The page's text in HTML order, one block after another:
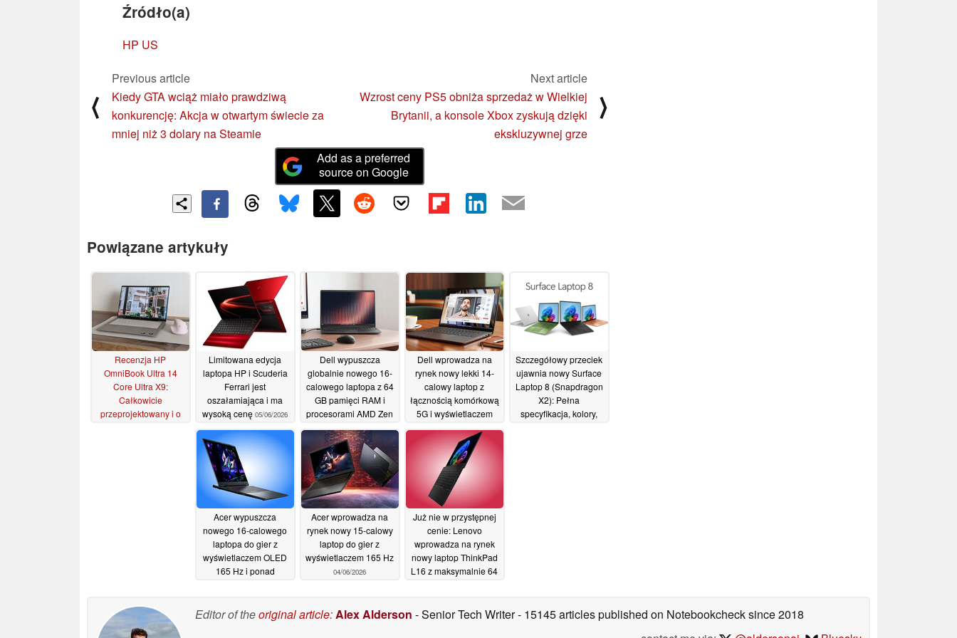
Źródło(a)
HP US
⟨
Previous article
Kiedy GTA wciąż miało prawdziwą
konkurencję: Akcja w otwartym świecie za
mniej niż 3 dolary na Steamie
Next article
Wzrost ceny PS5 obniża sprzedaż w Wielkiej
Brytanii, a konsole Xbox zyskują dzięki
ekskluzywnej grze
⟩
Add as a preferred
source on Google
Powiązane artykuły
Recenzja HP
OmniBook Ultra 14
Core Ultra X9:
Całkowicie
przeprojektowany i o
Limitowana edycja
laptopa HP i Scuderia
Ferrari jest
oszałamiająca i ma
wysoką cenę 05/06/2026
Dell wypuszcza
globalnie nowego 16-
calowego laptopa z 64
GB pamięci RAM i
procesorami AMD Zen
05/06/2026
Dell wprowadza na
rynek nowy lekki 14-
calowy laptop z
łącznością komórkową
5G i wyświetlaczem
05/06/2026
Szczegółowy przeciek
ujawnia nowy Surface
Laptop 8 (Snapdragon
X2): Pełna
specyfikacja, kolory,
Acer wypuszcza
nowego 16-calowego
laptopa do gier z
wyświetlaczem OLED
165 Hz i ponad
starszy model 04/06/2026
Acer wprowadza na
rynek nowy 15-calowy
laptop do gier z
wyświetlaczem 165 Hz
04/06/2026
Już nie w przystępnej
cenie: Lenovo
wprowadza na rynek
nowy laptop ThinkPad
L16 z maksymalnie 64
04/06/2026
Editor of theoriginal article:Alex Alderson - Senior Tech Writer- 15145 articles published on Notebookchecksince 2018